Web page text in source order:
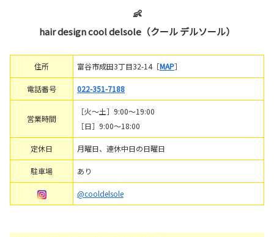
👶
hair design cool delsole（クール デルソール）
住所 富谷市成田3丁目32-14［MAP］
電話番号 022-351-7188
営業時間
［火～土］9:00～19:00
［日］9:00～18:00
定休日 月曜日、連休中日の日曜日
駐車場 あり
@cooldelsole